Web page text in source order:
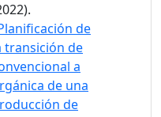
de
transición de
a
de una
de